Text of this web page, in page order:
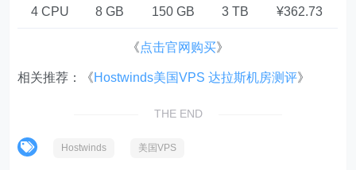
4 CPU 8 GB 150 GB 3 TB ¥362.73
《点击官网购买》
相关推荐：《Hostwinds美国VPS 达拉斯机房测评》
THE END
Hostwinds 美国VPS